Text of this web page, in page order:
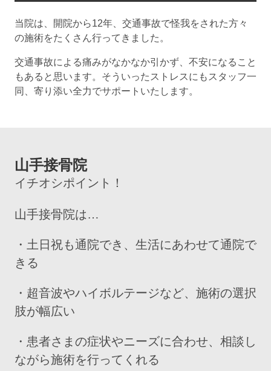
当院は、開院から12年、交通事故で怪我をされた方々
の施術をたくさん行ってきました。
交通事故による痛みがなかなか引かず、不安になること
もあると思います。そういったストレスにもスタッフ一
同、寄り添い全力でサポートいたします。
山手接骨院
イチオシポイント！
山手接骨院は…
・土日祝も通院でき、生活にあわせて通院で
きる
・超音波やハイボルテージなど、施術の選択
肢が幅広い
・患者さまの症状やニーズに合わせ、相談し
ながら施術を行ってくれる